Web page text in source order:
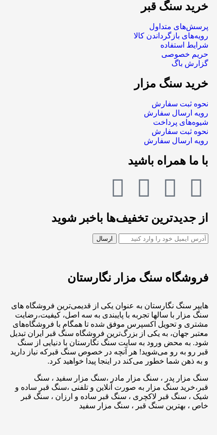
خرید سنگ قبر
پرسش‌های متداول
رویه‌های بازگرداندن کالا
شرایط استفاده
حریم خصوصی
گزارش باگ
خرید سنگ مزار
نحوه ثبت سفارش
رویه ارسال سفارش
شیوه‌های پرداخت
نحوه ثبت سفارش
رویه ارسال سفارش
با ما همراه باشید
از جدیدترین تخفیف‌ها باخبر شوید
فروشگاه سنگ مزار نگارستان
هایپر سنگ نگارستان به عنوان یکی از قدیمی‌ترین فروشگاه های
سنگ مزار با سالها تجربه با پایبندی به سه اصل، کیفیت،رضایت
مشتری و تحویل اکسپرس موفق شده تا همگام با فروشگاه‌های
معتبر جهان، به یکی از بزرگ‌ترین فروشگاه سنگ قبر ایران تبدیل
شود. به محض ورود به سایت سنگ نگارستان با دنیایی از سنگ
قبر رو به رو می‌شوید! هر آنچه در خصوص سنگ قبرکه نیاز دارید
و به ذهن شما خطور می‌کند در اینجا پیدا خواهید کرد.
سنگ مزار پدر ، سنگ مزار مادر ،سنگ مزار سفید ، سنگ
قبر،خرید سنگ مزار به صورت آنلاین و تلفنی ،سنگ قبر ساده و
شیک ، سنگ قبر لاکچری ، سنگ قبر ساده و ارزان ، سنگ قبر
خاص ، بهترین سنگ قبر ، سنگ مزار سفید